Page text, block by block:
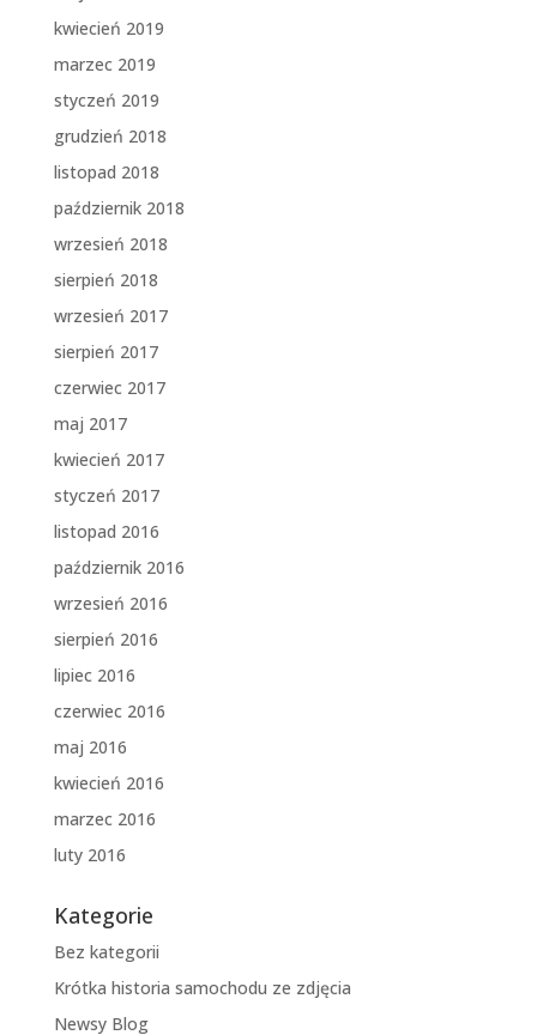
kwiecień 2019
marzec 2019
styczeń 2019
grudzień 2018
listopad 2018
październik 2018
wrzesień 2018
sierpień 2018
wrzesień 2017
sierpień 2017
czerwiec 2017
maj 2017
kwiecień 2017
styczeń 2017
listopad 2016
październik 2016
wrzesień 2016
sierpień 2016
lipiec 2016
czerwiec 2016
maj 2016
kwiecień 2016
marzec 2016
luty 2016
Kategorie
Bez kategorii
Krótka historia samochodu ze zdjęcia
Newsy Blog